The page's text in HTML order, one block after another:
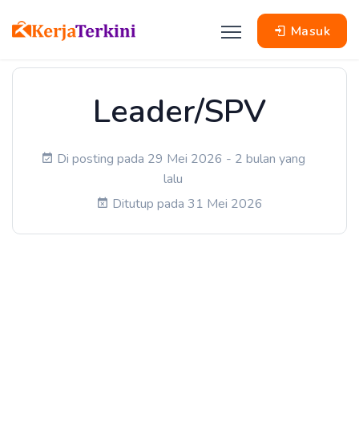
Masuk
Leader/SPV
Di posting pada 29 Mei 2026 - 2 bulan yang
lalu
Ditutup pada 31 Mei 2026